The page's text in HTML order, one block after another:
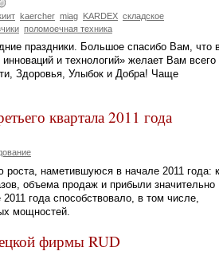
kaercher miag KARDEX складское
поломоечная техника
праздники. Большое спасибо Вам, что
и технологий» желает Вам всего
Здоровья, Улыбок и Добра! Чаще
квартала 2011 года
роста, наметившуюся в начале 2011 года: к
объема продаж и прибыли значительно
года способствовало, в том числе,
мощностей.
фирмы RUD